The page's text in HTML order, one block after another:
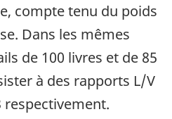
compte tenu du poids
Dans les mêmes
de 100 livres et de 85
à des rapports L/V
respectivement.